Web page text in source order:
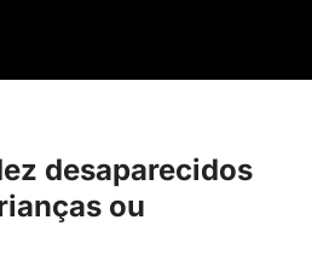
desaparecidos
ou